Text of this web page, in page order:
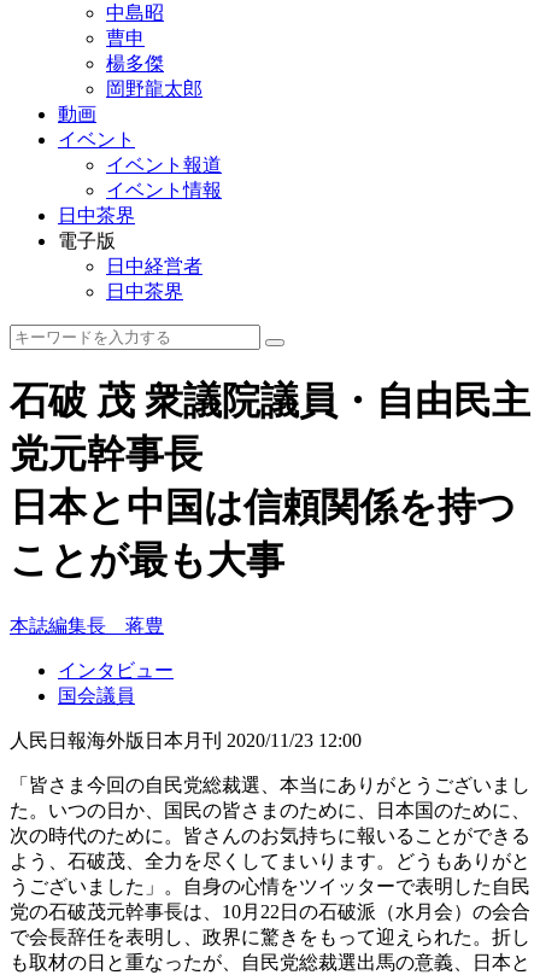
中島昭
曹申
楊多傑
岡野龍太郎
動画
イベント
イベント報道
イベント情報
日中茶界
電子版
日中経営者
日中茶界
石破 茂 衆議院議員・自由民主
党元幹事長
日本と中国は信頼関係を持つ
ことが最も大事
本誌編集長 蒋豊
インタビュー
国会議員
人民日報海外版日本月刊 2020/11/23 12:00
「皆さま今回の自民党総裁選、本当にありがとうございまし
た。いつの日か、国民の皆さまのために、日本国のために、
次の時代のために。皆さんのお気持ちに報いることができる
よう、石破茂、全力を尽くしてまいります。どうもありがと
うございました」。自身の心情をツイッターで表明した自民
党の石破茂元幹事長は、10月22日の石破派（水月会）の会合
で会長辞任を表明し、政界に驚きをもって迎えられた。折し
も取材の日と重なったが、自民党総裁選出馬の意義、日本と